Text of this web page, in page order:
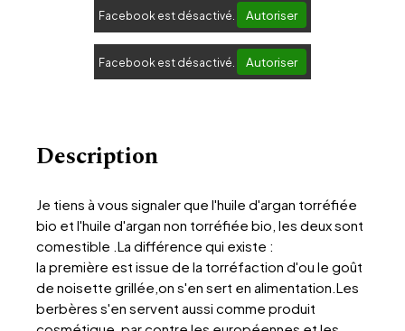
Facebook est désactivé. Autoriser
Facebook est désactivé. Autoriser
Description
Je tiens à vous signaler que l'huile d'argan torréfiée
bio et l'huile d'argan non torréfiée bio, les deux sont
comestible .La différence qui existe :
la première est issue de la torréfaction d'ou le goût
de noisette grillée,on s'en sert en alimentation.Les
berbères s'en servent aussi comme produit